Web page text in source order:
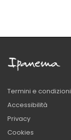
Termini e condizioni
Accessibilità
Privacy
Cookies